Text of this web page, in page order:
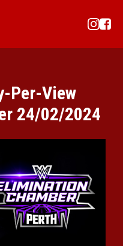
Per-View
24/02/2024